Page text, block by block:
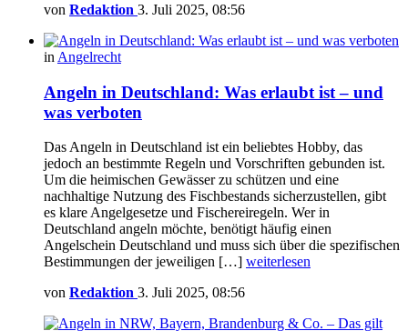
von Redaktion 3. Juli 2025, 08:56
in Angelrecht
Angeln in Deutschland: Was erlaubt ist – und
was verboten
Das Angeln in Deutschland ist ein beliebtes Hobby, das
jedoch an bestimmte Regeln und Vorschriften gebunden ist.
Um die heimischen Gewässer zu schützen und eine
nachhaltige Nutzung des Fischbestands sicherzustellen, gibt
es klare Angelgesetze und Fischereiregeln. Wer in
Deutschland angeln möchte, benötigt häufig einen
Angelschein Deutschland und muss sich über die spezifischen
Bestimmungen der jeweiligen […] weiterlesen
von Redaktion 3. Juli 2025, 08:56